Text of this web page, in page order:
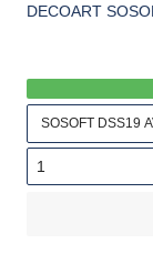
DECOART